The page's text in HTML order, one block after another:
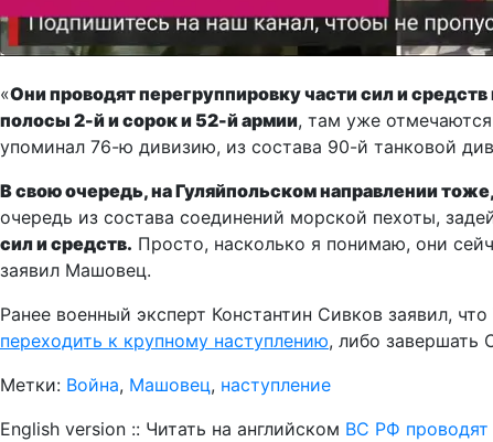
«Они проводят перегруппировку части сил и
полосы 2-й и сорок и 52-й армии, там уже
упоминал 76-ю дивизию, из состава 90-й танковой
В свою очередь, на Гуляйпольском направлении
очередь из состава соединений морской пехоты,
сил и средств. Просто, насколько я понимаю, они
заявил Машовец.
Ранее военный эксперт Константин Сивков заявил,
переходить к крупному наступлению, либо завершать
Метки: Война, Машовец, наступление
English version :: Читать на английском ВС РФ проводят